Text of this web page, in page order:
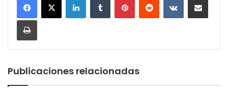
Imprimir
Publicaciones relacionadas